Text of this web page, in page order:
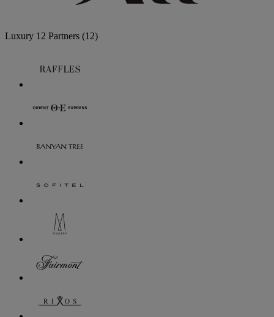
Luxury 12 Partners (12)